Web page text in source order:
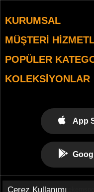
KURUMSAL
MÜŞTERI
POPÜLER
KOLEKSIYONLAR
App
© 2021
Çerez Kullanımı